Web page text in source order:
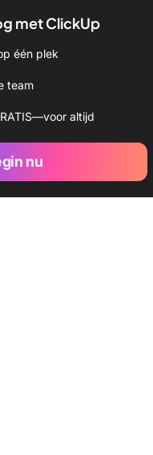
met ClickUp
één plek
team
altijd
nu